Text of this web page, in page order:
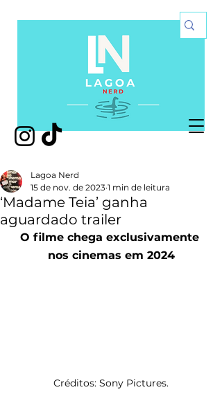
‘Madame Teia’ ganha
aguardado trailer
Lagoa Nerd
15 de nov. de 2023 1 min de leitura
O filme chega exclusivamente
nos cinemas em 2024
Créditos: Sony Pictures.